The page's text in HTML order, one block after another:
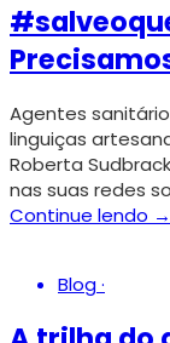
Agentes
linguiças
Roberta
nas suas redes
Continue lendo →
Blog·